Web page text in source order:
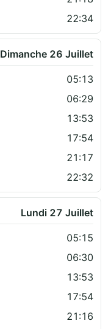
22:34
Dimanche 26 Juillet
05:13
06:29
13:53
17:54
21:17
22:32
Lundi 27 Juillet
05:15
06:30
13:53
17:54
21:16